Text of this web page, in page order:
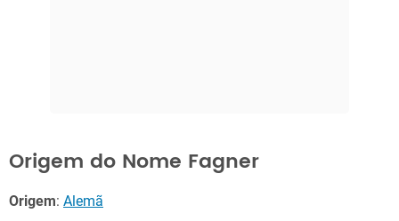
Origem do Nome Fagner
Origem: Alemã